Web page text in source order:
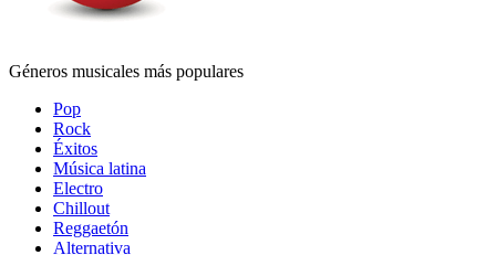
Géneros musicales más populares
Pop
Rock
Éxitos
Música latina
Electro
Chillout
Reggaetón
Alternativa